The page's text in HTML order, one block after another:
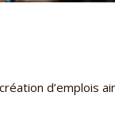
d’emplois